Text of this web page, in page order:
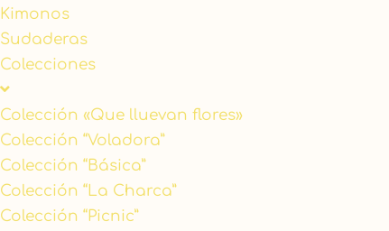
Kimonos
Sudaderas
Colecciones
Colección «Que lluevan flores»
Colección “Voladora”
Colección “Básica”
Colección “La Charca”
Colección “Picnic”